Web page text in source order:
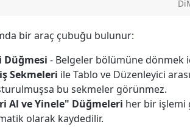
bir araç çubuğu bulunur:
Düğmesi - Belgeler bölümüne dönmek
Sekmeleri ile Tablo ve Düzenleyici
bu sekmeler görünmez.
Al ve Yinele" Düğmeleri her bir işlemi
olarak kaydedilir.